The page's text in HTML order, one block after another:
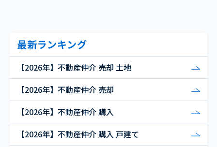
最新ランキング
【2026年】不動産仲介 売却 土地
【2026年】不動産仲介 売却
【2026年】不動産仲介 購入
【2026年】不動産仲介 購入 戸建て